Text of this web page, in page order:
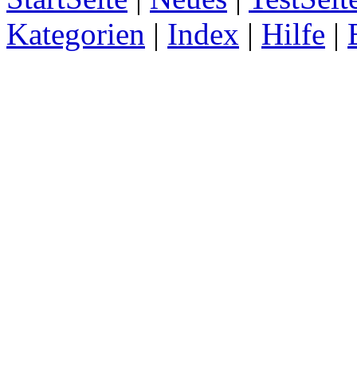
Kategorien | Index | Hilfe |